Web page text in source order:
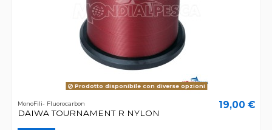
Prodotto disponibile con diverse opzioni
MonoFili- Fluorocarbon
DAIWA TOURNAMENT R NYLON
19,00 €